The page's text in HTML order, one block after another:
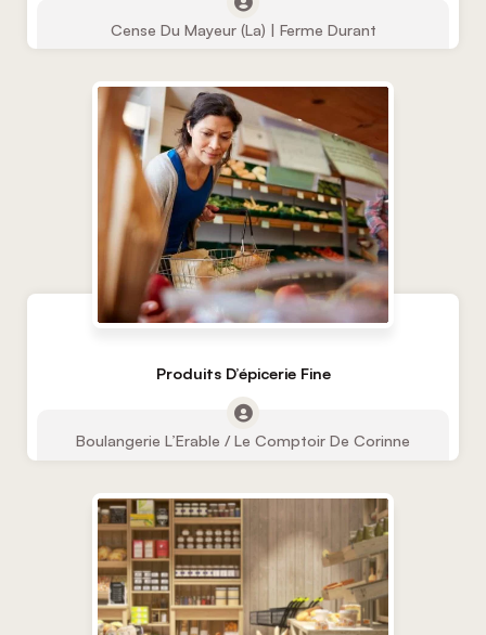
Cense Du Mayeur (La) | Ferme Durant
Produits D’épicerie Fine
Boulangerie L’Erable / Le Comptoir De Corinne